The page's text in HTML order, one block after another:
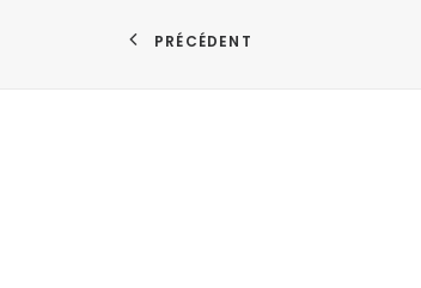
PRÉCÉDENT